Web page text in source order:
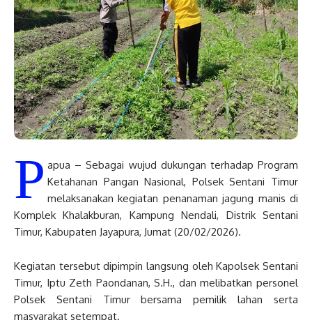
P apua – Sebagai wujud dukungan terhadap Program
Ketahanan Pangan Nasional, Polsek Sentani Timur
melaksanakan kegiatan penanaman jagung manis di
Komplek Khalakburan, Kampung Nendali, Distrik Sentani
Timur, Kabupaten Jayapura, Jumat (20/02/2026).
Kegiatan tersebut dipimpin langsung oleh Kapolsek Sentani
Timur, Iptu Zeth Paondanan, S.H., dan melibatkan personel
Polsek Sentani Timur bersama pemilik lahan serta
masyarakat setempat.